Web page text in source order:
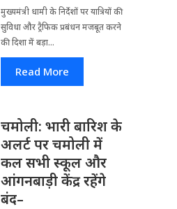
मुख्यमंत्री धामी के निर्देशों पर यात्रियों की
सुविधा और ट्रैफिक प्रबंधन मजबूत करने
की दिशा में बड़ा...
Read More
चमोली: भारी बारिश के
अलर्ट पर चमोली में
कल सभी स्कूल और
आंगनबाड़ी केंद्र रहेंगे
बंद–